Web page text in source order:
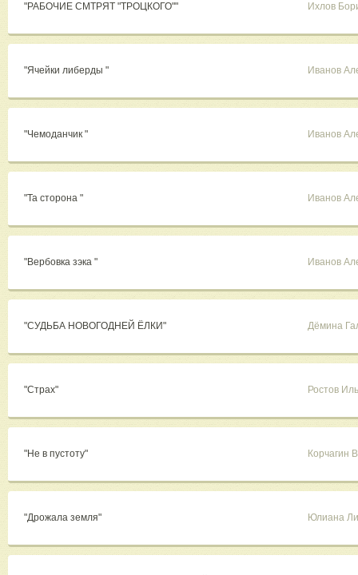
"РАБОЧИЕ СМТРЯТ "ТРОЦКОГО"" Ихлов
"Ячейки либерды " Иванов
"Чемоданчик " Иванов
"Та сторона " Иванов
"Вербовка зэка " Иванов
"СУДЬБА НОВОГОДНЕЙ ЁЛКИ" Дёмина
"Страх" Ростов
"Не в пустоту" Корчагин
"Дрожала земля" Юлиана